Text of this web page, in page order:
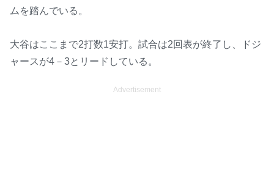
ムを踏んでいる。
大谷はここまで2打数1安打。試合は2回表が終了し、ドジ
ャースが4－3とリードしている。
Advertisement